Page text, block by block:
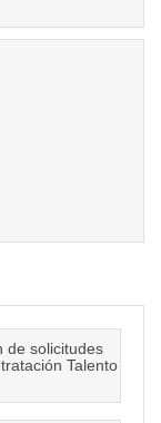
de solicitudes
Talento